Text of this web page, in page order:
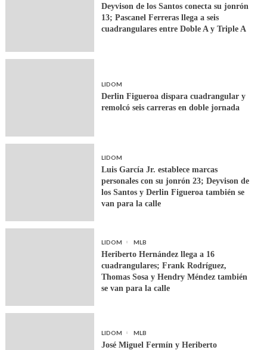
Deyvison de los Santos conecta su jonrón
13; Pascanel Ferreras llega a seis
cuadrangulares entre Doble A y Triple A
LIDOM
Derlin Figueroa dispara cuadrangular y
remolcó seis carreras en doble jornada
LIDOM
Luis García Jr. establece marcas
personales con su jonrón 23; Deyvison de
los Santos y Derlin Figueroa también se
van para la calle
LIDOM MLB
Heriberto Hernández llega a 16
cuadrangulares; Frank Rodríguez,
Thomas Sosa y Hendry Méndez también
se van para la calle
LIDOM MLB
José Miguel Fermín y Heriberto